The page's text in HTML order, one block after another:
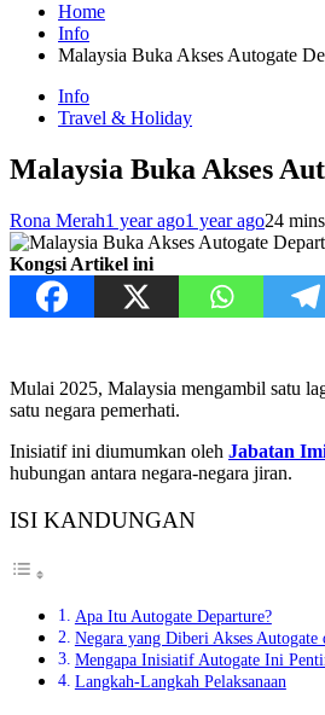
Home
Info
Malaysia Buka Akses Autogate
Info
Travel & Holiday
Malaysia Buka Akses
Rona Merah1 year ago1 year ago24 mins
Kongsi Artikel ini
Mulai 2025, Malaysia mengambil satu
satu negara pemerhati.
Inisiatif ini diumumkan oleh Jabatan
hubungan antara negara-negara jiran.
ISI KANDUNGAN
Apa Itu Autogate Departure?
Negara yang Diberi Akses Autogate
Mengapa Inisiatif Autogate Ini
Langkah-Langkah Pelaksanaan